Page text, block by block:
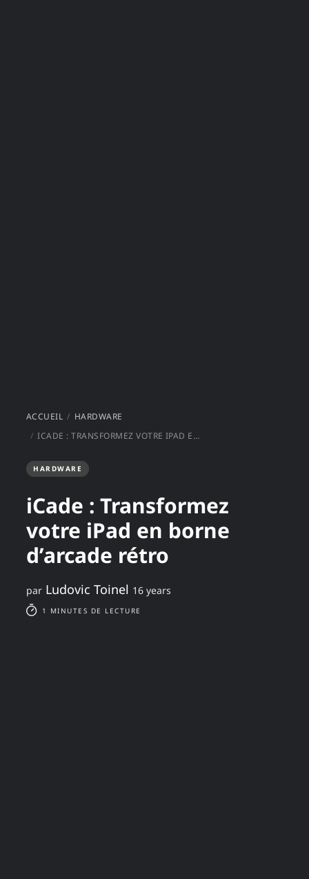
ACCUEIL
HARDWARE
ICADE : TRANSFORMEZ VOTRE IPAD EN BORNE D’ARCADE RÉTRO
HARDWARE
iCade : Transformez
votre iPad en borne
d’arcade rétro
par Ludovic Toinel 16 years
1 MINUTES DE LECTURE